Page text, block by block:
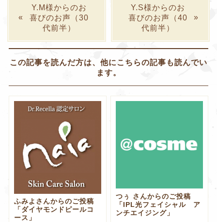
Y.M様からのお
喜びのお声（30
代前半）
Y.S様からのお
喜びのお声（40
代前半）
この記事を読んだ方は、他にこちらの記事も読んでい
ます。
ふみよさんからのご投稿
「ダイヤモンドピールコ
ース」
つぅ さんからのご投稿
「IPL光フェイシャル ア
ンチエイジング」